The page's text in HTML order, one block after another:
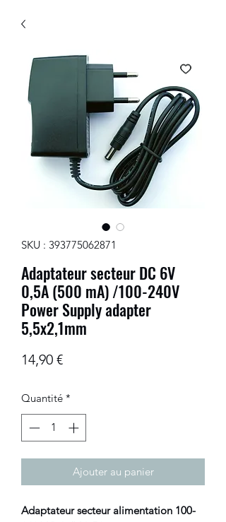
SKU : 393775062871
Adaptateur secteur DC 6V
0,5A (500 mA) /100-240V
Power Supply adapter
5,5x2,1mm
14,90 €Prix
Quantité *
Ajouter au panier
Adaptateur secteur alimentation 100-